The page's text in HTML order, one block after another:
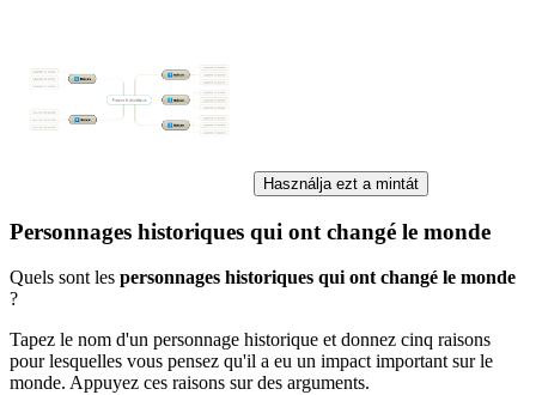
Használja ezt a mintát
Personnages historiques qui ont changé le monde
Quels sont les personnages historiques qui ont changé le monde
?
Tapez le nom d'un personnage historique et donnez cinq raisons
pour lesquelles vous pensez qu'il a eu un impact important sur le
monde. Appuyez ces raisons sur des arguments.